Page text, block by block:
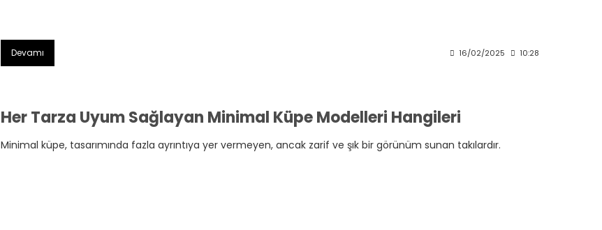
Devamı 16/02/2025 10:28
Her Tarza Uyum Sağlayan Minimal Küpe Modelleri Hangileri
Minimal küpe, tasarımında fazla ayrıntıya yer vermeyen, ancak zarif ve şık bir görünüm sunan takılardır.